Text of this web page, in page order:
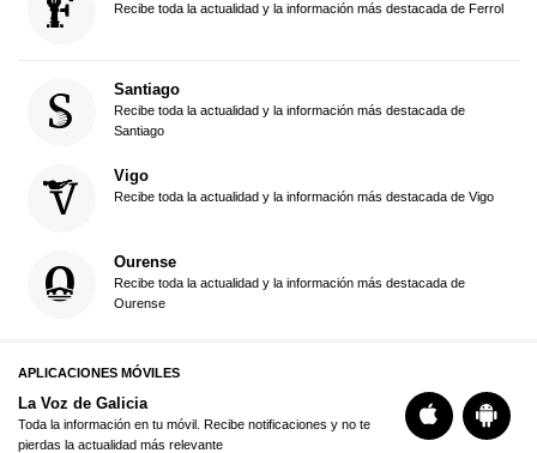
Recibe toda la actualidad y la información más destacada de Ferrol
Santiago
Recibe toda la actualidad y la información más destacada de
Santiago
Vigo
Recibe toda la actualidad y la información más destacada de Vigo
Ourense
Recibe toda la actualidad y la información más destacada de
Ourense
APLICACIONES MÓVILES
La Voz de Galicia
Toda la información en tu móvil. Recibe notificaciones y no te
pierdas la actualidad más relevante